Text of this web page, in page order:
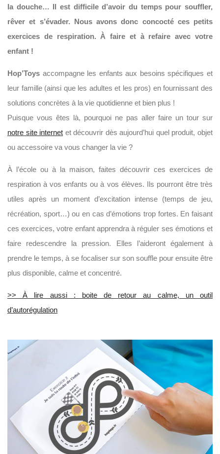
la douche… Il est difficile d’avoir du temps pour souffler,
rêver et s’évader. Nous avons donc concocté ces petits
exercices de respiration. À faire et à refaire avec votre
enfant !
Hop’Toys accompagne les enfants aux besoins spécifiques et
leur famille (ainsi que les adultes et les pros) en fournissant des
solutions concrètes à la vie quotidienne et bien plus !
Puisque vous êtes là, pourquoi ne pas aller faire un tour sur
notre site internet et découvrir dès aujourd’hui quel produit, objet
ou accessoire va vous changer la vie ?
À l’école ou à la maison, faites découvrir ces exercices de
respiration à vos enfants ou à vos élèves. Ils pourront être très
utiles après un moment d’excitation intense (temps de jeu,
récréation, sport…) ou en cas d’émotions trop fortes. En faisant
ces exercices, votre enfant apprendra à réguler ses émotions et
faire redescendre la pression. Elles l’aideront également à
prendre le temps, à se focaliser sur son souffle pour ensuite être
plus disponible, calme et concentré.
>> À lire aussi : boite de retour au calme, un outil
d’autorégulation